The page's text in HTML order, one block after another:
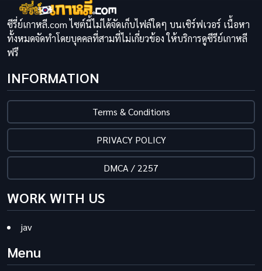
ซีรี่ย์เกาหลี.com ไซต์นี้ไม่ได้จัดเก็บไฟล์ใดๆ บนเซิร์ฟเวอร์ เนื้อหา
ทั้งหมดจัดทำโดยบุคคลที่สามที่ไม่เกี่ยวข้อง ให้บริการดูซีรีย์เกาหลี
ฟรี
INFORMATION
Terms & Conditions
PRIVACY POLICY
DMCA / 2257
WORK WITH US
jav
Menu